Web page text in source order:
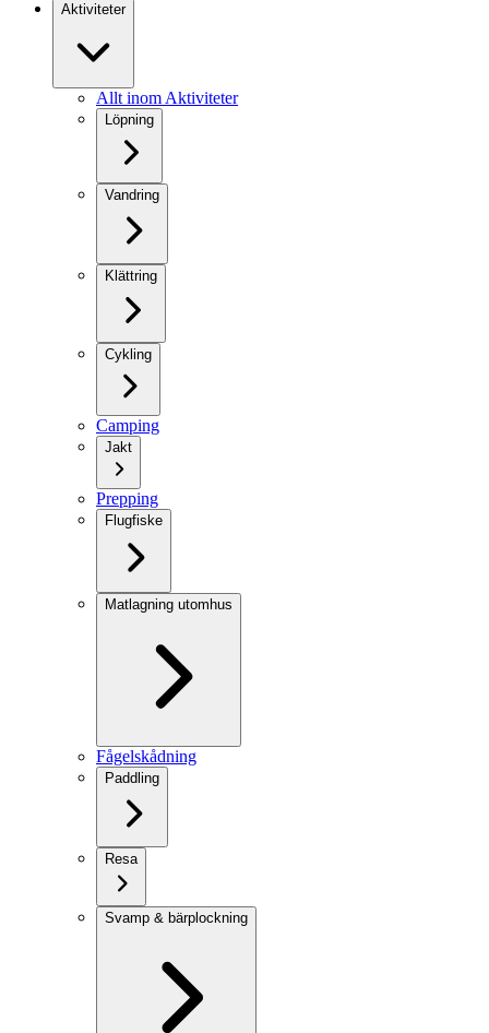
Aktiviteter
Allt inom Aktiviteter
Löpning
Vandring
Klättring
Cykling
Camping
Jakt
Prepping
Flugfiske
Matlagning utomhus
Fågelskådning
Paddling
Resa
Svamp & bärplockning